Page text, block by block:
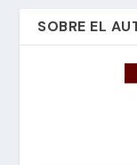
SOBRE EL